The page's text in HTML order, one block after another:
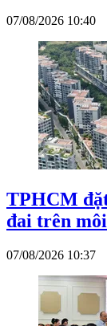
07/08/2026 10:40
TPHCM
đai trên
07/08/2026 10:37